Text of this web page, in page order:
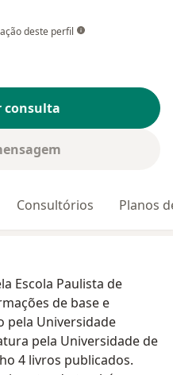
deste perfil
consulta
Consultórios Planos
Escola Paulista de
de base e
pela Universidade
pela Universidade de
4 livros publicados.